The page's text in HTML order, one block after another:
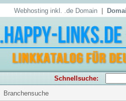
Webhosting inkl. .de Domain
Schnellsuche:
Branchensuche